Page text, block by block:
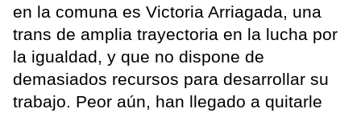
en la comuna es Victoria Arriagada, una
trans de amplia trayectoria en la lucha por
la igualdad, y que no dispone de
demasiados recursos para desarrollar su
trabajo. Peor aún, han llegado a quitarle